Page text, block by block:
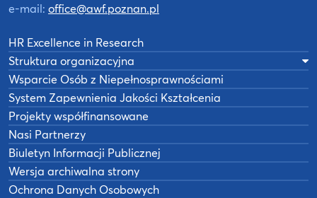
e-mail: office@awf.poznan.pl
HR Excellence in Research
Struktura organizacyjna
Wsparcie Osób z Niepełnosprawnościami
System Zapewnienia Jakości Kształcenia
Projekty współfinansowane
Nasi Partnerzy
Biuletyn Informacji Publicznej
Wersja archiwalna strony
Ochrona Danych Osobowych